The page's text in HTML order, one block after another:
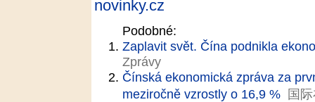
novinky.cz
Podobné:
Zaplavit svět. Čína podnikla
Zprávy
Čínská ekonomická zpráva za
meziročně vzrostly o 16,9 % 国